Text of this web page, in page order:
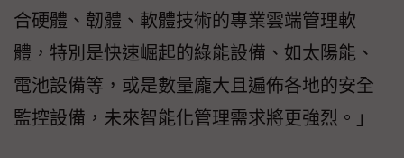
合硬體、韌體、軟體技術的專業雲端管理軟
體，特別是快速崛起的綠能設備、如太陽能、
電池設備等，或是數量龐大且遍佈各地的安全
監控設備，未來智能化管理需求將更強烈。」